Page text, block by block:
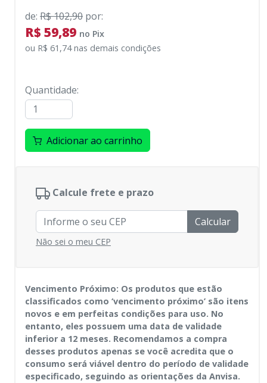
de: R$ 102,90 por:
R$ 59,89 no Pix
ou R$ 61,74nas demais condições
Quantidade:
Adicionar ao carrinho
Calcule frete e prazo
Calcular
Não sei o meu CEP
Vencimento Próximo: Os produtos que estão
classificados como ‘vencimento próximo’ são itens
novos e em perfeitas condições para uso. No
entanto, eles possuem uma data de validade
inferior a 12 meses. Recomendamos a compra
desses produtos apenas se você acredita que o
consumo será viável dentro do período de validade
especificado, seguindo as orientações da Anvisa.